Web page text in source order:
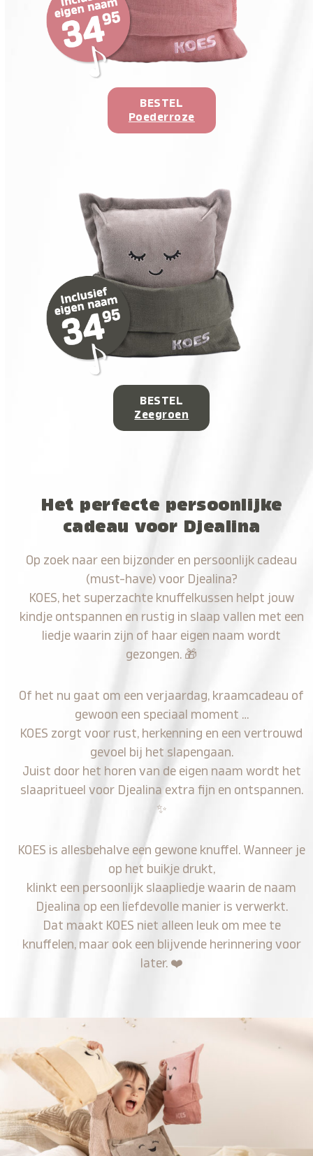
BESTEL
Poederroze
BESTEL
Zeegroen
Het perfecte persoonlijke
cadeau voor Djealina
Op zoek naar een bijzonder en persoonlijk cadeau
(must-have) voor Djealina?
KOES, het superzachte knuffelkussen helpt jouw
kindje ontspannen en rustig in slaap vallen met een
liedje waarin zijn of haar eigen naam wordt
gezongen. 🎁
Of het nu gaat om een verjaardag, kraamcadeau of
gewoon een speciaal moment …
KOES zorgt voor rust, herkenning en een vertrouwd
gevoel bij het slapengaan.
Juist door het horen van de eigen naam wordt het
slaapritueel voor Djealina extra fijn en ontspannen.
✨
KOES is allesbehalve een gewone knuffel. Wanneer je
op het buikje drukt,
klinkt een persoonlijk slaapliedje waarin de naam
Djealina op een liefdevolle manier is verwerkt.
Dat maakt KOES niet alleen leuk om mee te
knuffelen, maar ook een blijvende herinnering voor
later. ❤️